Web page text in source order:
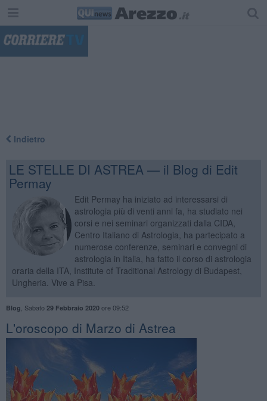
Indietro
LE STELLE DI ASTREA — il Blog di Edit
Permay
Edit Permay ha iniziato ad interessarsi di
astrologia più di venti anni fa, ha studiato nei
corsi e nei seminari organizzati dalla CIDA,
Centro Italiano di Astrologia, ha partecipato a
numerose conferenze, seminari e convegni di
astrologia in Italia, ha fatto il corso di astrologia
oraria della ITA, Institute of Traditional Astrology di Budapest,
Ungheria. Vive a Pisa.
Blog Sabato 29 Febbraio 2020ore 09:52
L'oroscopo di Marzo di Astrea